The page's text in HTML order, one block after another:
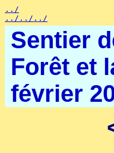
../
../../../
Sentier
Forêt et
février